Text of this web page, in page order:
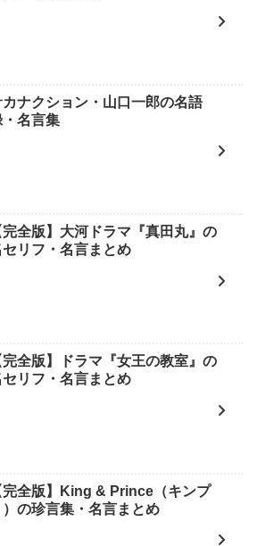
カナクション・山口一郎の名語
・名言集
完全版】大河ドラマ『真田丸』の
セリフ・名言まとめ
完全版】ドラマ『女王の教室』の
セリフ・名言まとめ
完全版】King & Prince（キンプ
）の珍言集・名言まとめ